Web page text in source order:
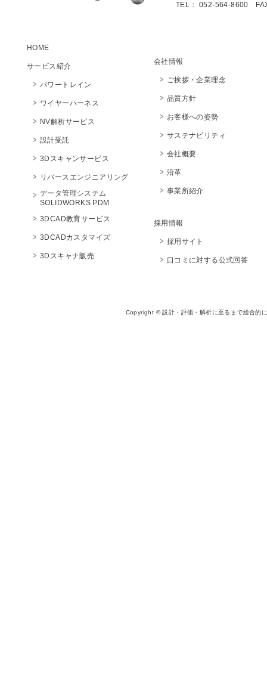
TEL： 052-564-8600
HOME
サービス紹介
パワートレイン
ワイヤーハーネス
NV解析サービス
設計受託
3Dスキャンサービス
リバースエンジニアリング
データ管理システム
SOLIDWORKS PDM
3DCAD教育サービス
3DCADカスタマイズ
3Dスキャナ販売
会社情報
ご挨拶・企業理念
品質方針
お客様への姿勢
サステナビリティ
会社概要
沿革
事業所紹介
採用情報
採用サイト
口コミに対する公式回答
Copyright © 設計・評価・解析に至るまで総合的